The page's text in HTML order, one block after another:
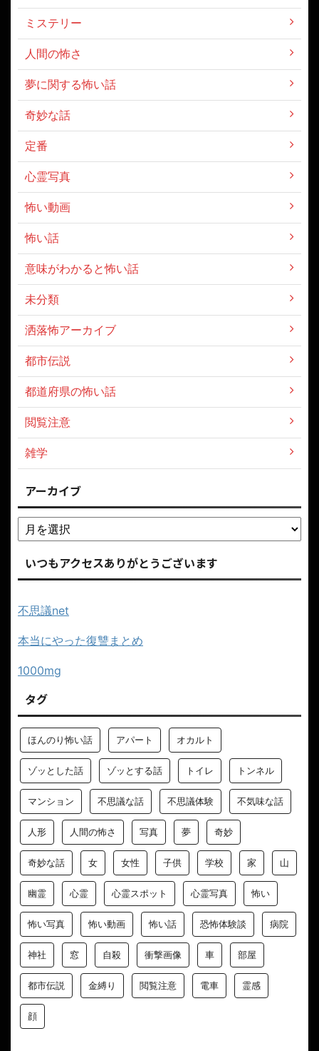
ミステリー
人間の怖さ
夢に関する怖い話
奇妙な話
定番
心霊写真
怖い動画
怖い話
意味がわかると怖い話
未分類
洒落怖アーカイブ
都市伝説
都道府県の怖い話
閲覧注意
雑学
アーカイブ
いつもアクセスありがとうございます
不思議net
本当にやった復讐まとめ
1000mg
タグ
ほんのり怖い話 アパート オカルト
ゾッとした話 ゾッとする話 トイレ トンネル
マンション 不思議な話 不思議体験 不気味な話
人形 人間の怖さ 写真 夢 奇妙
奇妙な話 女 女性 子供 学校 家 山
幽霊 心霊 心霊スポット 心霊写真 怖い
怖い写真 怖い動画 怖い話 恐怖体験談 病院
神社 窓 自殺 衝撃画像 車 部屋
都市伝説 金縛り 閲覧注意 電車 霊感
顔